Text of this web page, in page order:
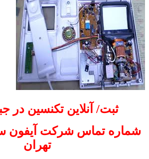
ثبت/ آنلاین تکنسین در
شماره تماس شرکت آیفون
تهران